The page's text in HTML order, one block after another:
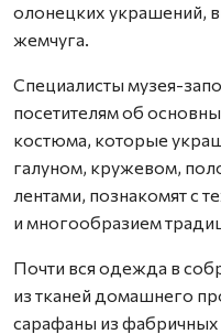
олонецких украшений,
жемчуга.
Специалисты музея-
посетителям об
костюма, которые
галуном, кружевом,
лентами, познакомят с
и многообразием
Почти вся одежда в
из тканей домашнего
сарафаны из